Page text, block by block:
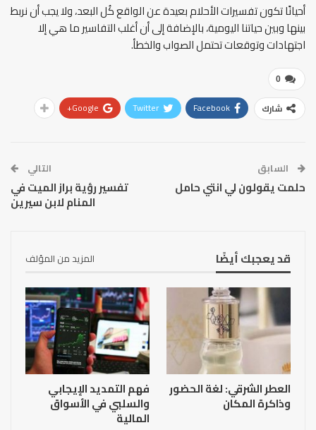
أحيانًا تكون تفسيرات الأحلام بعيدة عن الواقع كُل البعد، ولا يجب أن نربط
بينها وبين حياتنا اليومية، بالإضافة إلى أن أغلب التفاسير ما هي إلا
اجتهادات وتوقعات تحتمل الصواب والخطأ.
0
شارك Facebook
Twitter
Google+
السابق
حلمت يقولون لي انتي حامل
التالي
تفسير رؤية براز الميت في
المنام لابن سيرين
قد يعجبك أيضًا المزيد من المؤلف
العطر الشرقي: لغة الحضور
وذاكرة المكان
فهم التمديد الإيجابي
والسلبي في الأسواق
المالية